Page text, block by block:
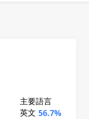
主要語言
英文 56.7%